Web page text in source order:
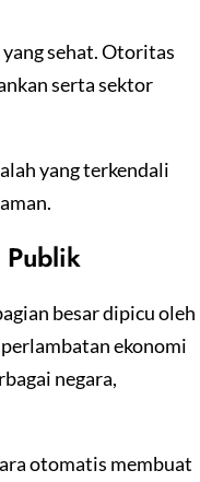
sehat. Otoritas
serta sektor
yang terkendali
Publik
besar dipicu oleh
ekonomi
negara,
otomatis membuat